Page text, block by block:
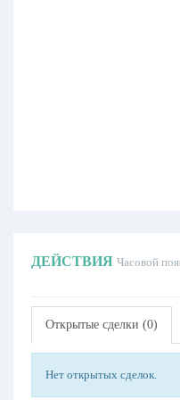
ДЕЙСТВИЯ Часовой
Открытые сделки (0)
Нет открытых сделок.